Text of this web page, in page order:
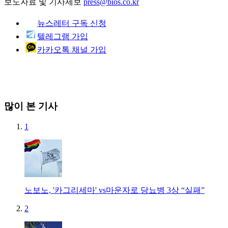
뉴스레터 구독 신청
텔레그램 가입
카카오톡 채널 가입
많이 본 기사
1
노보노, '카그리세마' vs마운자로 당뇨병 3상 “실패”
2